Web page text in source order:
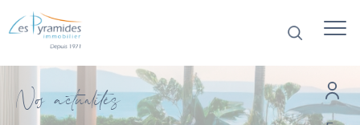
No actuaiés